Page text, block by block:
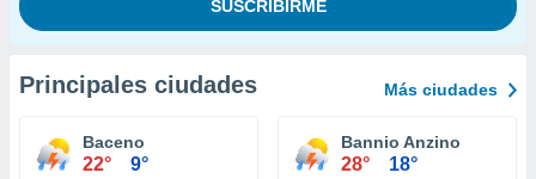
Principales ciudades Más ciudades
Baceno
22° 9°
Bannio Anzino
28° 18°